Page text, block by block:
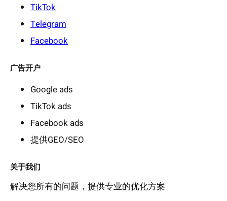
TikTok
Telegram
Facebook
广告开户
Google ads
TikTok ads
Facebook ads
提供GEO/SEO
关于我们
解决您所有的问题，提供专业的优化方案